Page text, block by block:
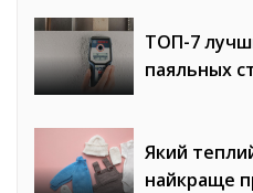
ТОП-7
паяльных
Який
найкраще